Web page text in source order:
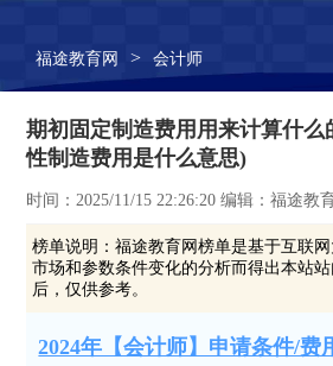
福途教育网 > 会计师
期初固定制造费用用来计算什么
性制造费用是什么意思)
时间：2025/11/15 22:26:20 编辑：福途教
榜单说明：福途教育网榜单是基于互联
市场和参数条件变化的分析而得出本站
后，仅供参考。
2024年【会计师】申请条件/费